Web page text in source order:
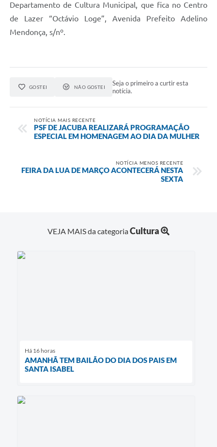
Departamento de Cultura Municipal, que fica no Centro
de Lazer “Octávio Loge”, Avenida Prefeito Adelino
Mendonça, s/nº.
GOSTEI NÃO GOSTEI
Seja o primeiro a curtir esta
notícia.
NOTÍCIA MAIS RECENTE
PSF DE JACUBA REALIZARÁ PROGRAMAÇÃO
ESPECIAL EM HOMENAGEM AO DIA DA MULHER
NOTÍCIA MENOS RECENTE
FEIRA DA LUA DE MARÇO ACONTECERÁ NESTA
SEXTA
VEJA MAIS da categoriaCultura
Há 16 horas
AMANHÃ TEM BAILÃO DO DIA DOS PAIS EM
SANTA ISABEL